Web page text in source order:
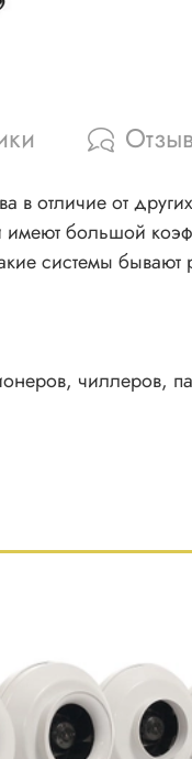
в отличие от
большой
системы
чиллеров,